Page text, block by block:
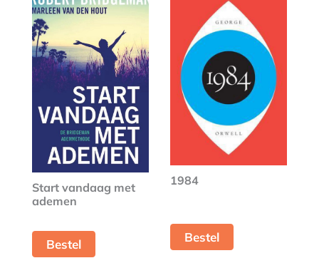
Start vandaag met
ademen
Bestel
1984
Bestel